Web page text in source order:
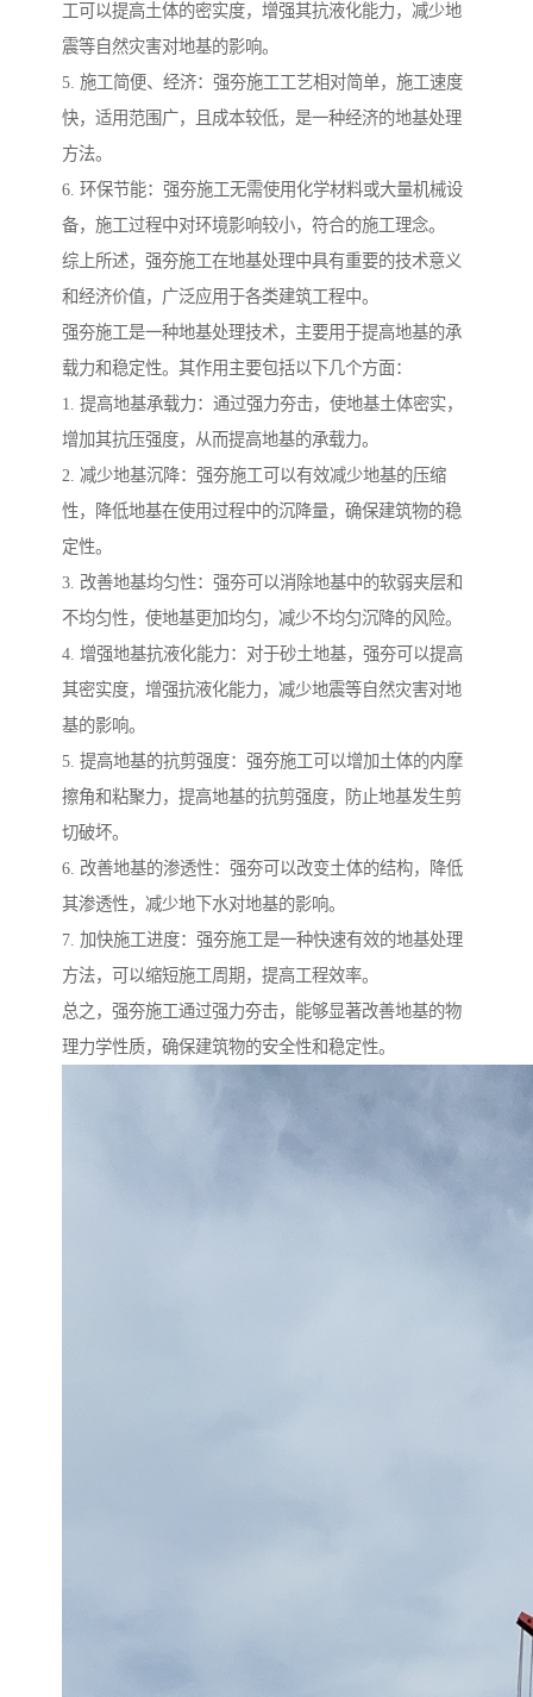
工可以提高土体的密实度，增强其抗液化能力，减少地
震等自然灾害对地基的影响。
5. 施工简便、经济：强夯施工工艺相对简单，施工速度
快，适用范围广，且成本较低，是一种经济的地基处理
方法。
6. 环保节能：强夯施工无需使用化学材料或大量机械设
备，施工过程中对环境影响较小，符合的施工理念。
综上所述，强夯施工在地基处理中具有重要的技术意义
和经济价值，广泛应用于各类建筑工程中。
强夯施工是一种地基处理技术，主要用于提高地基的承
载力和稳定性。其作用主要包括以下几个方面：
1. 提高地基承载力：通过强力夯击，使地基土体密实，
增加其抗压强度，从而提高地基的承载力。
2. 减少地基沉降：强夯施工可以有效减少地基的压缩
性，降低地基在使用过程中的沉降量，确保建筑物的稳
定性。
3. 改善地基均匀性：强夯可以消除地基中的软弱夹层和
不均匀性，使地基更加均匀，减少不均匀沉降的风险。
4. 增强地基抗液化能力：对于砂土地基，强夯可以提高
其密实度，增强抗液化能力，减少地震等自然灾害对地
基的影响。
5. 提高地基的抗剪强度：强夯施工可以增加土体的内摩
擦角和粘聚力，提高地基的抗剪强度，防止地基发生剪
切破坏。
6. 改善地基的渗透性：强夯可以改变土体的结构，降低
其渗透性，减少地下水对地基的影响。
7. 加快施工进度：强夯施工是一种快速有效的地基处理
方法，可以缩短施工周期，提高工程效率。
总之，强夯施工通过强力夯击，能够显著改善地基的物
理力学性质，确保建筑物的安全性和稳定性。